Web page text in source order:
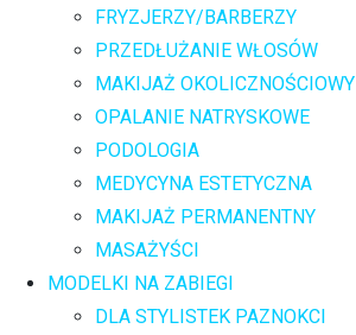
FRYZJERZY/BARBERZY
PRZEDŁUŻANIE WŁOSÓW
MAKIJAŻ OKOLICZNOŚCIOWY
OPALANIE NATRYSKOWE
PODOLOGIA
MEDYCYNA ESTETYCZNA
MAKIJAŻ PERMANENTNY
MASAŻYŚCI
MODELKI NA ZABIEGI
DLA STYLISTEK PAZNOKCI